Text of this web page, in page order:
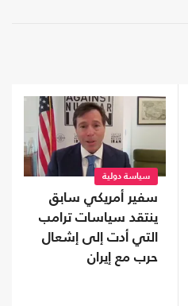
سياسة دولية
سفير أمريكي سابق
ينتقد سياسات ترامب
التي أدت إلى إشعال
حرب مع إيران